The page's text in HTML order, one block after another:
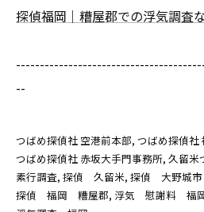
探偵福岡｜糟屋郡での浮気調査
--
つばめ探偵社 空港前本部 つばめ探偵社
つばめ探偵社 赤坂大手門事務所 久留米
素行調査 探偵 久留米 探偵 大野城
探偵 福岡 糟屋郡 浮気 慰謝料 福